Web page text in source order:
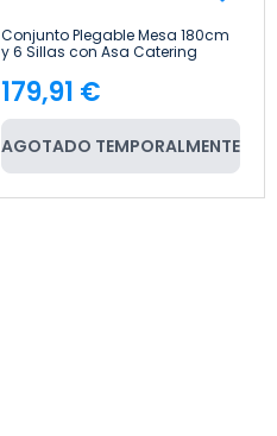
Conjunto Plegable Mesa 180cm
y 6 Sillas con Asa Catering
Precio
179,91 €
AGOTADO TEMPORALMENTE